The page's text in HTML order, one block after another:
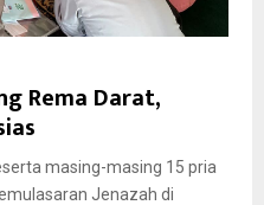
Rema Darat,
masing-masing 15 pria
Jenazah di